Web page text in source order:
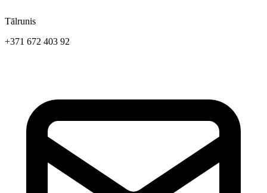
Tālrunis
+371 672 403 92